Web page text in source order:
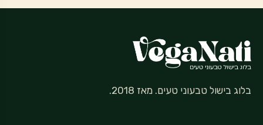
בלוג בישול טבעוני טעים. מאז 2018.